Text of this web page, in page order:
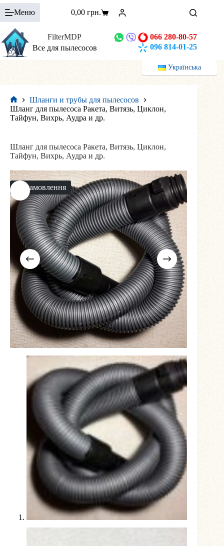
Перейти
сути
Меню Корзина
0,00грн.
FilterMDP
Все для пылесосов
066 280-80-57
096 814-01-25
Українська
Главная
Шланги и трубы для пылесосов
Шланг для пылесоса Ракета, Витязь, Циклон,
Тайфун, Вихрь, Аудра и др.
Шланг для пылесоса Ракета, Витязь, Циклон,
Тайфун, Вихрь, Аудра и др.
На замовлення